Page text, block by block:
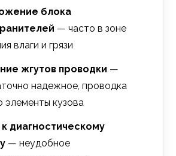
блока
— часто в зоне
влаги и грязи
жгутов проводки —
надежное, проводка
элементы кузова
диагностическому
— неудобное